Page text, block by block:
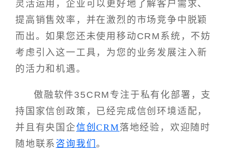
灵活运用，企业可以更好地了解客户需求、
提高销售效率，并在激烈的市场竞争中脱颖
而出。如果您还未使用移动CRM系统，不妨
考虑引入这一工具，为您的业务发展注入新
的活力和机遇。
傲融软件35CRM专注于私有化部署，支
持国家信创政策，已经完成信创环境适配，
并且有央国企信创CRM落地经验，欢迎随时
随地联系 咨询我们。